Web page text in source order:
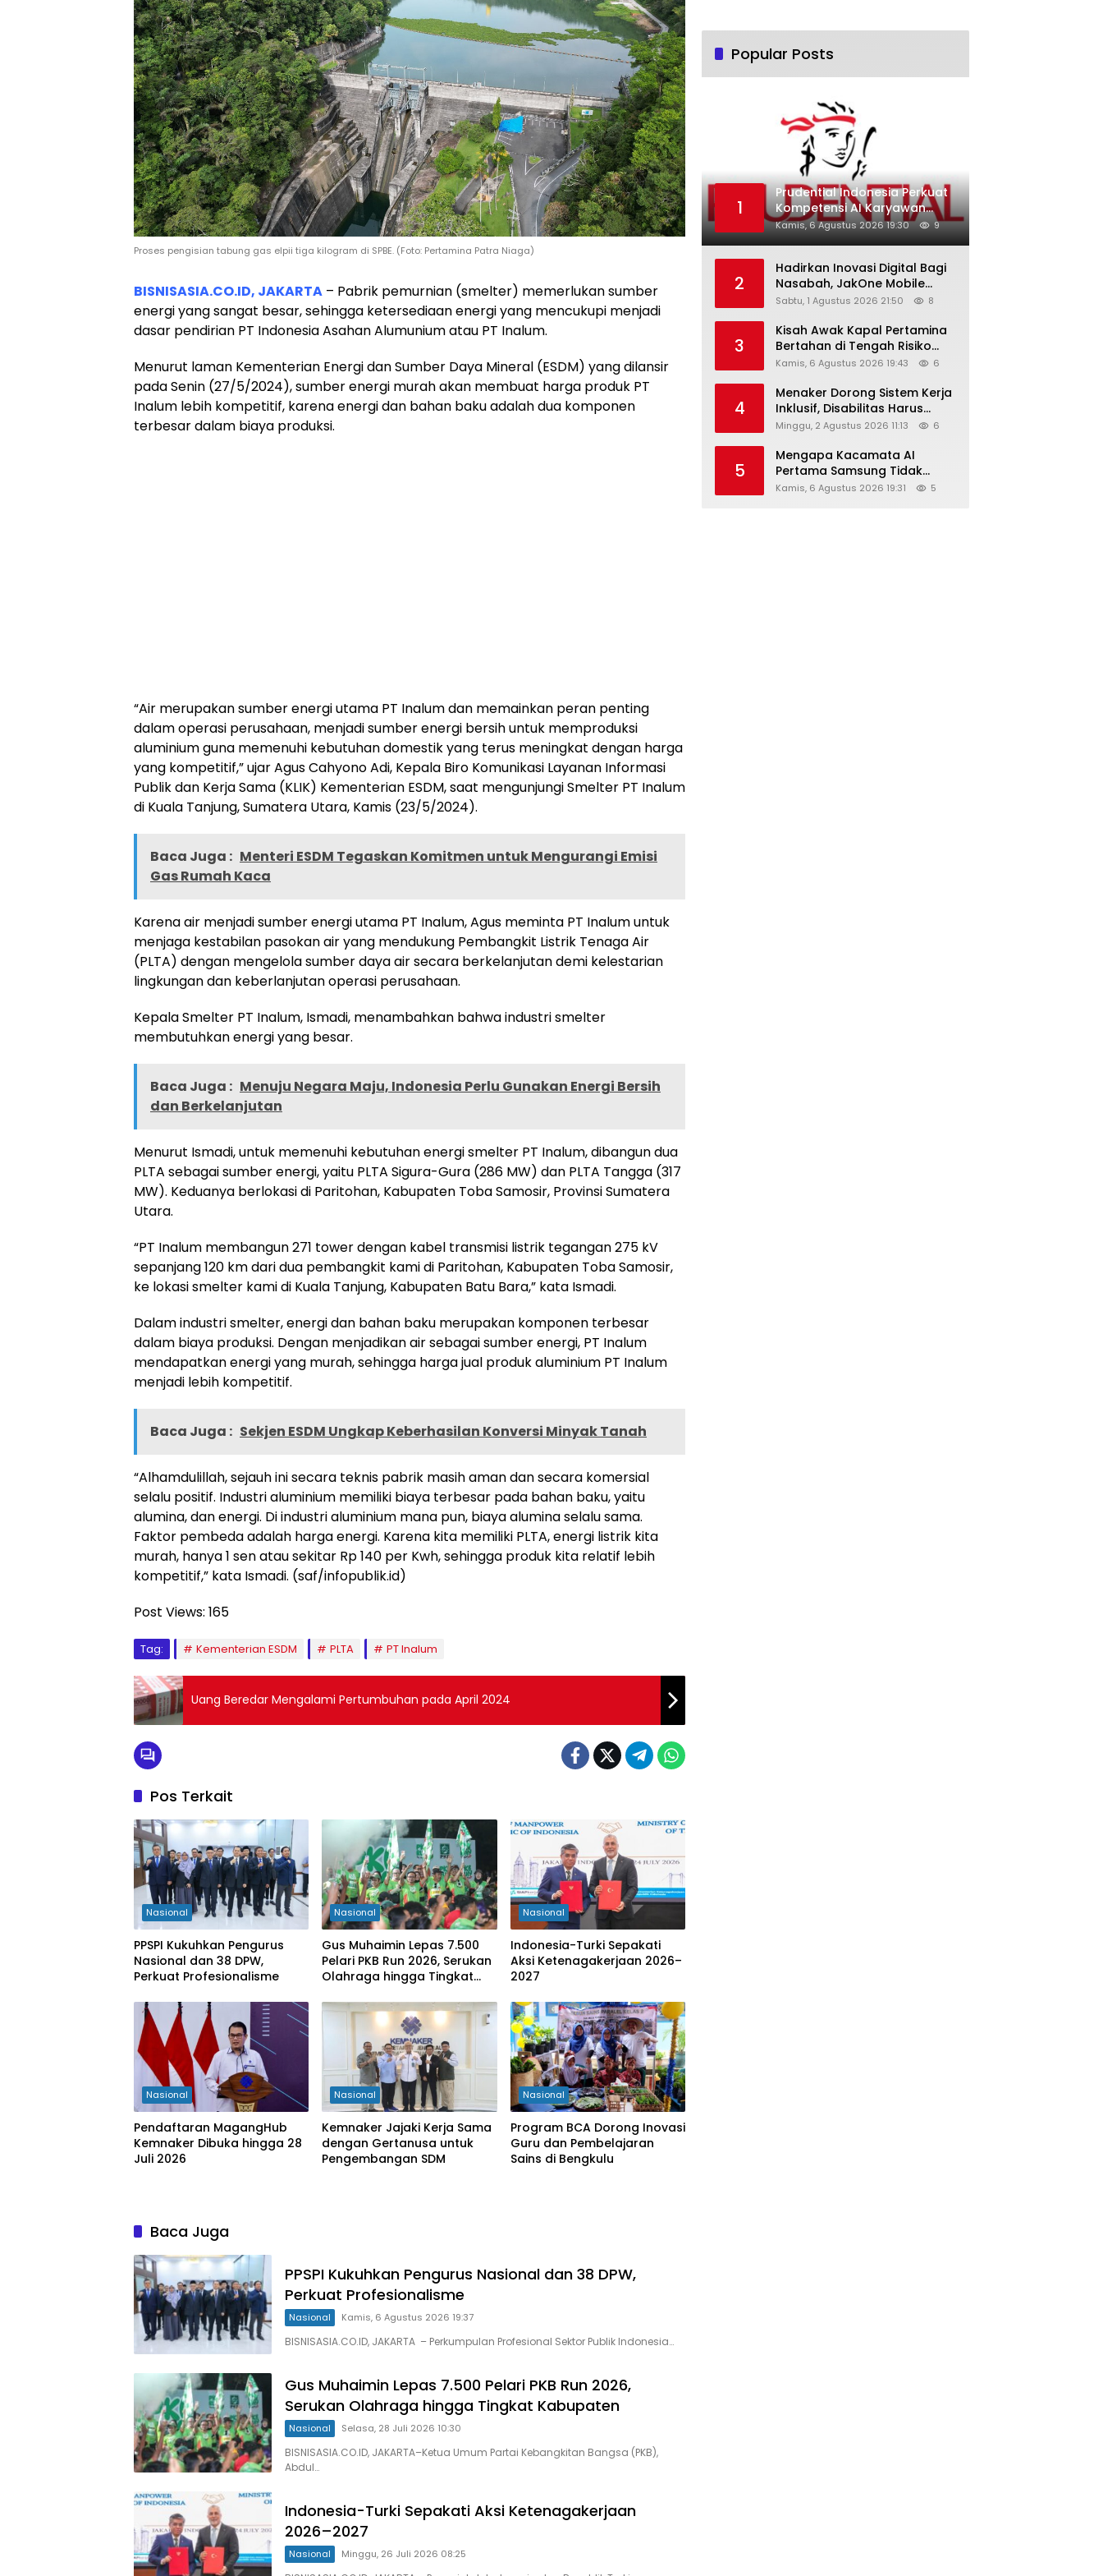
Proses pengisian tabung gas elpii tiga kilogram di SPBE. (Foto: Pertamina Patra Niaga)
BISNISASIA.CO.ID, JAKARTA – Pabrik pemurnian (smelter) memerlukan sumber
energi yang sangat besar, sehingga ketersediaan energi yang mencukupi menjadi
dasar pendirian PT Indonesia Asahan Alumunium atau PT Inalum.
Menurut laman Kementerian Energi dan Sumber Daya Mineral (ESDM) yang dilansir
pada Senin (27/5/2024), sumber energi murah akan membuat harga produk PT
Inalum lebih kompetitif, karena energi dan bahan baku adalah dua komponen
terbesar dalam biaya produksi.
“Air merupakan sumber energi utama PT Inalum dan memainkan peran penting
dalam operasi perusahaan, menjadi sumber energi bersih untuk memproduksi
aluminium guna memenuhi kebutuhan domestik yang terus meningkat dengan harga
yang kompetitif,” ujar Agus Cahyono Adi, Kepala Biro Komunikasi Layanan Informasi
Publik dan Kerja Sama (KLIK) Kementerian ESDM, saat mengunjungi Smelter PT Inalum
di Kuala Tanjung, Sumatera Utara, Kamis (23/5/2024).
Baca Juga : Menteri ESDM Tegaskan Komitmen untuk Mengurangi Emisi
Gas Rumah Kaca
Karena air menjadi sumber energi utama PT Inalum, Agus meminta PT Inalum untuk
menjaga kestabilan pasokan air yang mendukung Pembangkit Listrik Tenaga Air
(PLTA) dengan mengelola sumber daya air secara berkelanjutan demi kelestarian
lingkungan dan keberlanjutan operasi perusahaan.
Kepala Smelter PT Inalum, Ismadi, menambahkan bahwa industri smelter
membutuhkan energi yang besar.
Baca Juga : Menuju Negara Maju, Indonesia Perlu Gunakan Energi Bersih
dan Berkelanjutan
Menurut Ismadi, untuk memenuhi kebutuhan energi smelter PT Inalum, dibangun dua
PLTA sebagai sumber energi, yaitu PLTA Sigura-Gura (286 MW) dan PLTA Tangga (317
MW). Keduanya berlokasi di Paritohan, Kabupaten Toba Samosir, Provinsi Sumatera
Utara.
“PT Inalum membangun 271 tower dengan kabel transmisi listrik tegangan 275 kV
sepanjang 120 km dari dua pembangkit kami di Paritohan, Kabupaten Toba Samosir,
ke lokasi smelter kami di Kuala Tanjung, Kabupaten Batu Bara,” kata Ismadi.
Dalam industri smelter, energi dan bahan baku merupakan komponen terbesar
dalam biaya produksi. Dengan menjadikan air sebagai sumber energi, PT Inalum
mendapatkan energi yang murah, sehingga harga jual produk aluminium PT Inalum
menjadi lebih kompetitif.
Baca Juga : Sekjen ESDM Ungkap Keberhasilan Konversi Minyak Tanah
“Alhamdulillah, sejauh ini secara teknis pabrik masih aman dan secara komersial
selalu positif. Industri aluminium memiliki biaya terbesar pada bahan baku, yaitu
alumina, dan energi. Di industri aluminium mana pun, biaya alumina selalu sama.
Faktor pembeda adalah harga energi. Karena kita memiliki PLTA, energi listrik kita
murah, hanya 1 sen atau sekitar Rp 140 per Kwh, sehingga produk kita relatif lebih
kompetitif,” kata Ismadi. (saf/infopublik.id)
Post Views: 165
Tag: Kementerian ESDM PLTA PT Inalum
Uang Beredar Mengalami Pertumbuhan pada April 2024
Pos Terkait
Nasional
PPSPI Kukuhkan Pengurus
Nasional dan 38 DPW,
Perkuat Profesionalisme
Nasional
Gus Muhaimin Lepas 7.500
Pelari PKB Run 2026, Serukan
Olahraga hingga Tingkat
Nasional
Indonesia-Turki Sepakati
Aksi Ketenagakerjaan 2026–
2027
Nasional
Pendaftaran MagangHub
Kemnaker Dibuka hingga 28
Juli 2026
Nasional
Kemnaker Jajaki Kerja Sama
dengan Gertanusa untuk
Pengembangan SDM
Nasional
Program BCA Dorong Inovasi
Guru dan Pembelajaran
Sains di Bengkulu
Baca Juga
PPSPI Kukuhkan Pengurus Nasional dan 38 DPW,
Perkuat Profesionalisme
Nasional Kamis, 6 Agustus 2026 19:37
BISNISASIA.CO.ID, JAKARTA – Perkumpulan Profesional Sektor Publik Indonesia…
Gus Muhaimin Lepas 7.500 Pelari PKB Run 2026,
Serukan Olahraga hingga Tingkat Kabupaten
Nasional Selasa, 28 Juli 2026 10:30
BISNISASIA.CO.ID, JAKARTA–Ketua Umum Partai Kebangkitan Bangsa (PKB),
Abdul…
Indonesia-Turki Sepakati Aksi Ketenagakerjaan
2026–2027
Nasional Minggu, 26 Juli 2026 08:25
Popular Posts
1
Prudential Indonesia Perkuat
Kompetensi AI Karyawan
Lewat AI Week
Kamis, 6 Agustus 2026 19:30 9
2
Hadirkan Inovasi Digital Bagi
Nasabah, JakOne Mobile
Antar Bank Jakarta Sukses
Awards 2026
Sabtu, 1 Agustus 2026 21:50 8
3
Kisah Awak Kapal Pertamina
Bertahan di Tengah Risiko
Pelayaran Selat Hormuz
Kamis, 6 Agustus 2026 19:43 6
4
Menaker Dorong Sistem Kerja
Inklusif, Disabilitas Harus
Dapat Kesempatan Setara
Minggu, 2 Agustus 2026 11:13 6
5
Mengapa Kacamata AI
Pertama Samsung Tidak
Dibekali Layar?
Kamis, 6 Agustus 2026 19:31 5